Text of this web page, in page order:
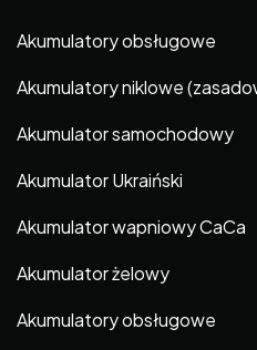
Akumulatory obsługowe
Akumulatory niklowe
Akumulator samochodowy
Akumulator Ukraiński
Akumulator wapniowy CaCa
Akumulator żelowy
Akumulatory obsługowe